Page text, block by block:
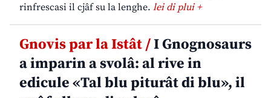
rinfrescasi il cjâf su la lenghe. lei di plui +
Gnovis par la Istât /I Gnognosaurs
a imparin a svolâ: al rive in
edicule «Tal blu piturât di blu», il